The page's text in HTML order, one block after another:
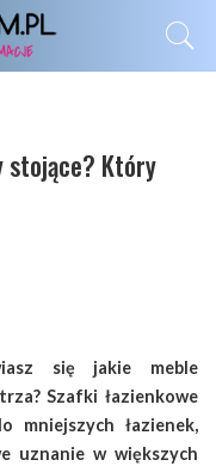
stojące? Który
się jakie meble
Szafki łazienkowe
mniejszych łazienek,
uznanie w większych